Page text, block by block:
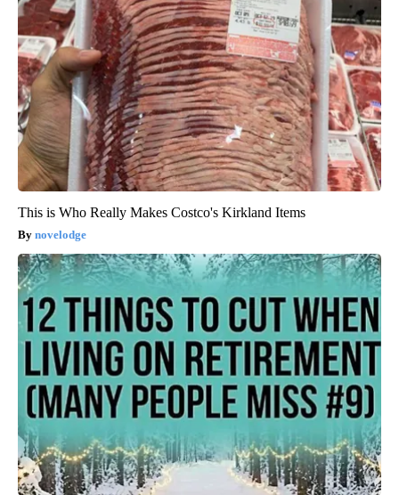
This is Who Really Makes Costco's Kirkland Items
novelodge